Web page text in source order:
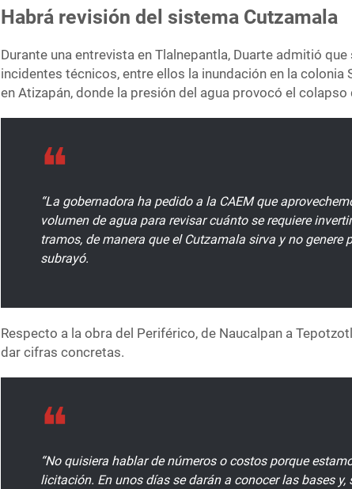
Habrá revisión del sistema Cutzamala
Durante una entrevista en Tlalnepantla, Duarte admitió
incidentes técnicos, entre ellos la inundación en la colonia
en Atizapán, donde la presión del agua provocó el
“La gobernadora ha pedido a la CAEM que
volumen de agua para revisar cuánto se requiere
tramos, de manera que el Cutzamala sirva y no genere
subrayó.
Respecto a la obra del Periférico, de Naucalpan a
dar cifras concretas.
“No quisiera hablar de números o costos porque
licitación. En unos días se darán a conocer las bases y,